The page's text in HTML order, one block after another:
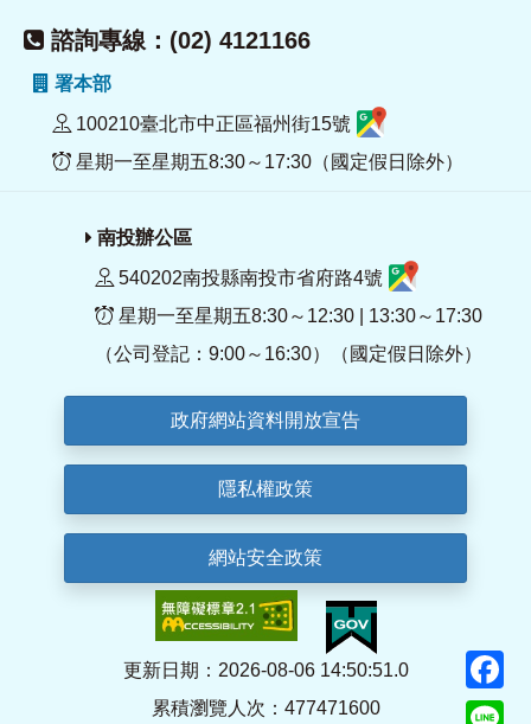
諮詢專線：(02) 4121166
署本部
100210臺北市中正區福州街15號
星期一至星期五8:30～17:30（國定假日除外）
南投辦公區
540202南投縣南投市省府路4號
星期一至星期五8:30～12:30 | 13:30～17:30
（公司登記：9:00～16:30）（國定假日除外）
政府網站資料開放宣告
隱私權政策
網站安全政策
更新日期：2026-08-06 14:50:51.0
累積瀏覽人次：477471600